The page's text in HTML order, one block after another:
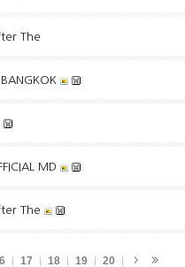
The
MD
The
17 18 19 20